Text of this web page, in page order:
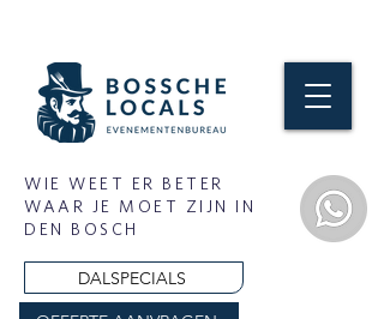
WIE WEET ER BETER
WAAR JE MOET ZIJN IN
DEN BOSCH
DALSPECIALS